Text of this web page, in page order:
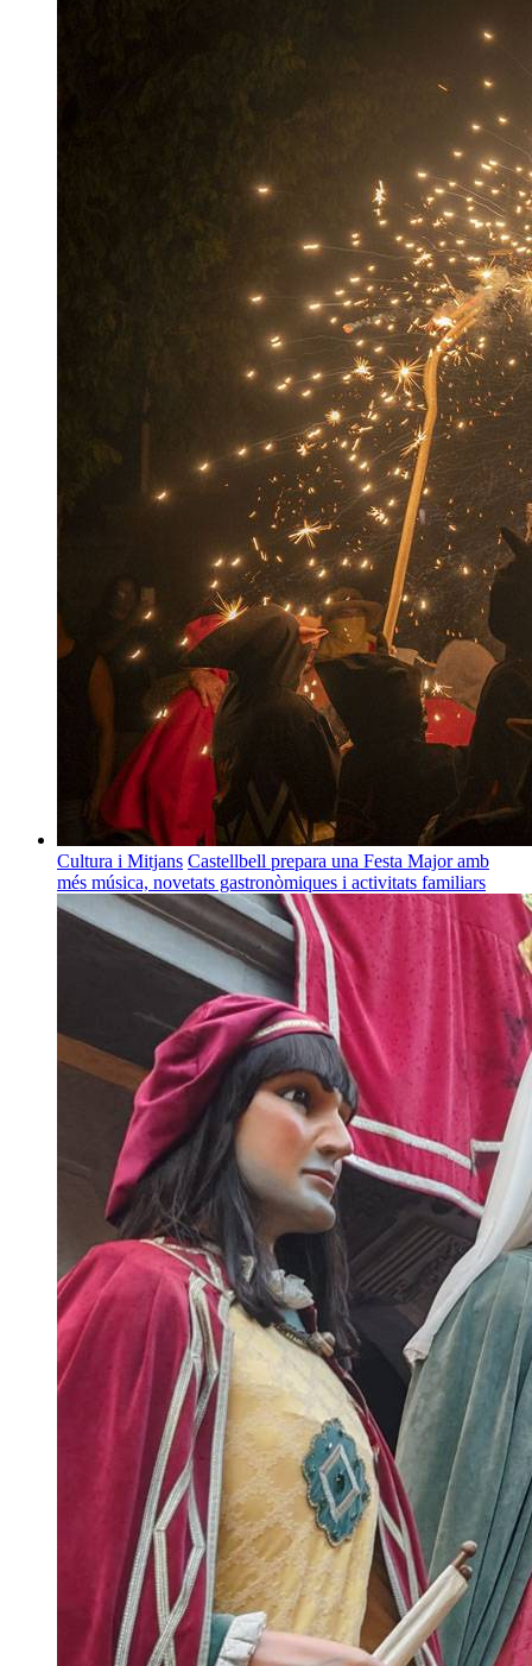
Cultura i Mitjans Castellbell prepara una Festa Major amb
més música, novetats gastronòmiques i activitats familiars